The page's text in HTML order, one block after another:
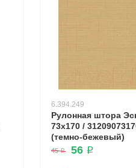
6.394.249
Рулонная штора
73x170 /
(темно-бежевый)
45 ₽ 56 ₽